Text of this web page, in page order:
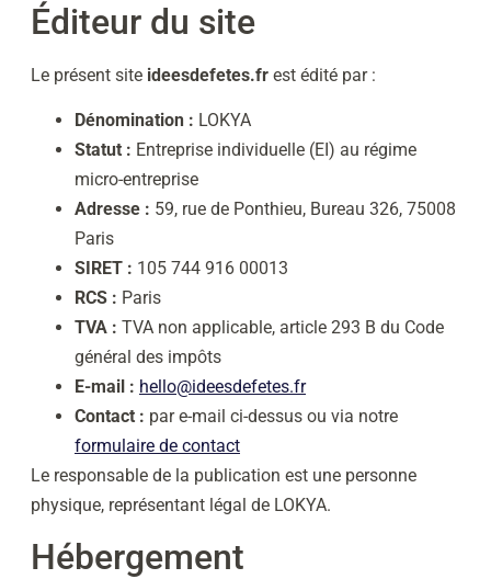
Éditeur du site
Le présent site ideesdefetes.fr est édité par :
Dénomination : LOKYA
Statut : Entreprise individuelle (EI) au régime
micro-entreprise
Adresse : 59, rue de Ponthieu, Bureau 326, 75008
Paris
SIRET : 105 744 916 00013
RCS : Paris
TVA : TVA non applicable, article 293 B du Code
général des impôts
E-mail : hello@ideesdefetes.fr
Contact : par e-mail ci-dessus ou via notre
formulaire de contact
Le responsable de la publication est une personne
physique, représentant légal de LOKYA.
Hébergement